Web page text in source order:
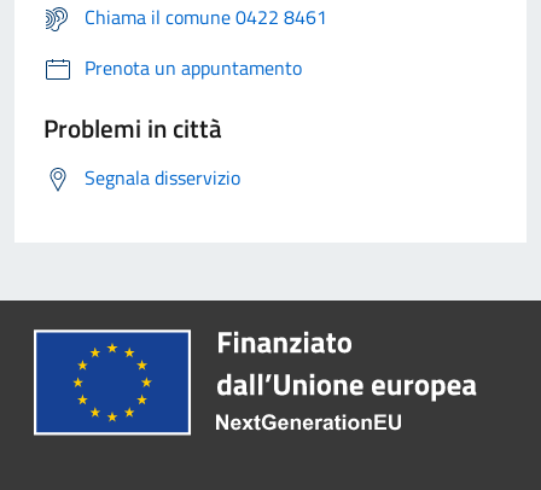
Chiama il comune 0422 8461
Prenota un appuntamento
Problemi in città
Segnala disservizio